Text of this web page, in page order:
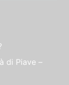
di Piave –